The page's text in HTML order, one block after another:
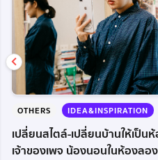
OTHERS IDEA&INSPIRATION
เปลี่ยนสไตล์-เปลี่ยนบ้านให้เป็น
เจ้าของเพจ น้องนอนในห้องลอ